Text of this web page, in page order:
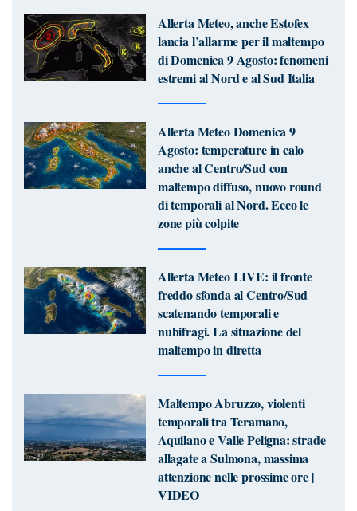
Allerta Meteo, anche Estofex
lancia l’allarme per il maltempo
di Domenica 9 Agosto: fenomeni
estremi al Nord e al Sud Italia
Allerta Meteo Domenica 9
Agosto: temperature in calo
anche al Centro/Sud con
maltempo diffuso, nuovo round
di temporali al Nord. Ecco le
zone più colpite
Allerta Meteo LIVE: il fronte
freddo sfonda al Centro/Sud
scatenando temporali e
nubifragi. La situazione del
maltempo in diretta
Maltempo Abruzzo, violenti
temporali tra Teramano,
Aquilano e Valle Peligna: strade
allagate a Sulmona, massima
attenzione nelle prossime ore |
VIDEO